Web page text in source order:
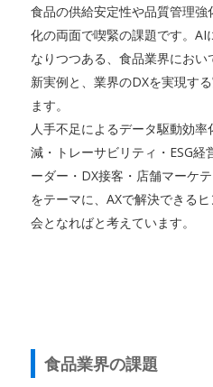
食品の供給安定性や品質管理
化の両面で喫緊の課題です。AI
なりつつある、食品業界にお
新実例と、業界のDXを実現す
ます。
人手不足によるデータ駆動効
減・トレーサビリティ・ESG
ーダー・DX接客・店舗マーケ
をテーマに、AXで解決できる
会となればと考えています。
食品業界の課題